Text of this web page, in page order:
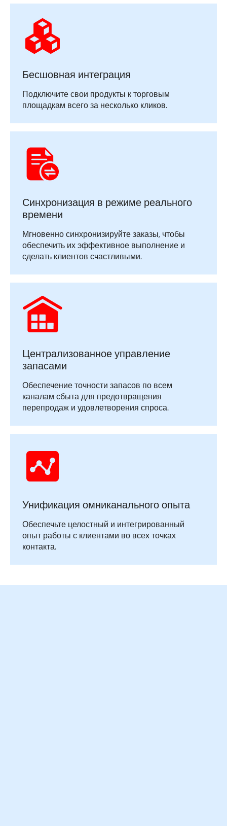
Бесшовная интеграция
Подключите свои продукты к торговым
площадкам всего за несколько кликов.
Синхронизация в режиме реального
времени
Мгновенно синхронизируйте заказы, чтобы
обеспечить их эффективное выполнение и
сделать клиентов счастливыми.
Централизованное управление
запасами
Обеспечение точности запасов по всем
каналам сбыта для предотвращения
перепродаж и удовлетворения спроса.
Унификация омниканального опыта
Обеспечьте целостный и интегрированный
опыт работы с клиентами во всех точках
контакта.